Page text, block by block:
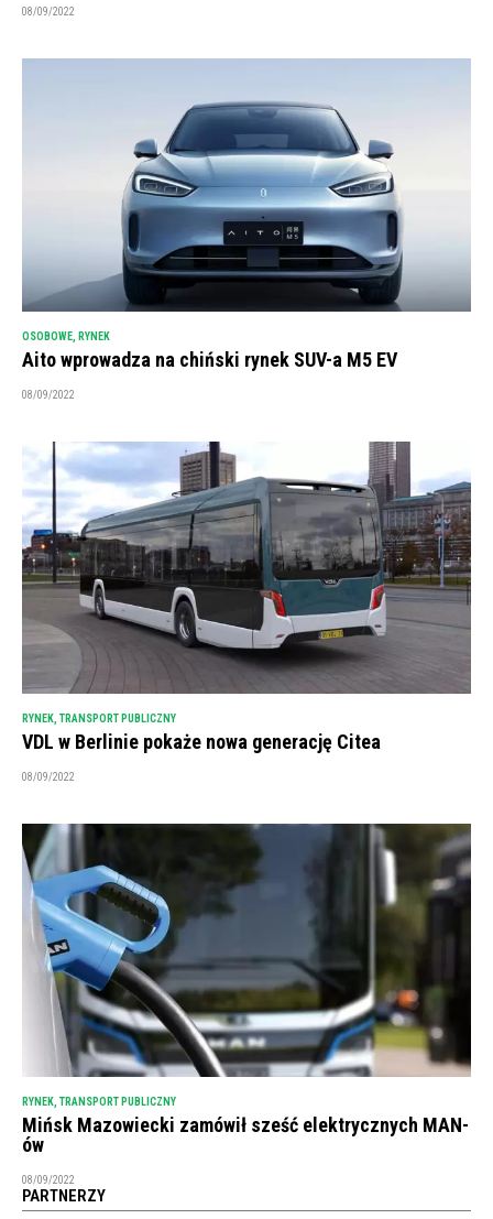
08/09/2022
OSOBOWE RYNEK
Aito wprowadza na chiński rynek SUV-a M5 EV
08/09/2022
RYNEK, TRANSPORT PUBLICZNY
VDL w Berlinie pokaże nowa generację Citea
08/09/2022
RYNEK TRANSPORT PUBLICZNY
Mińsk Mazowiecki zamówił sześć elektrycznych MAN-
ów
08/09/2022
PARTNERZY